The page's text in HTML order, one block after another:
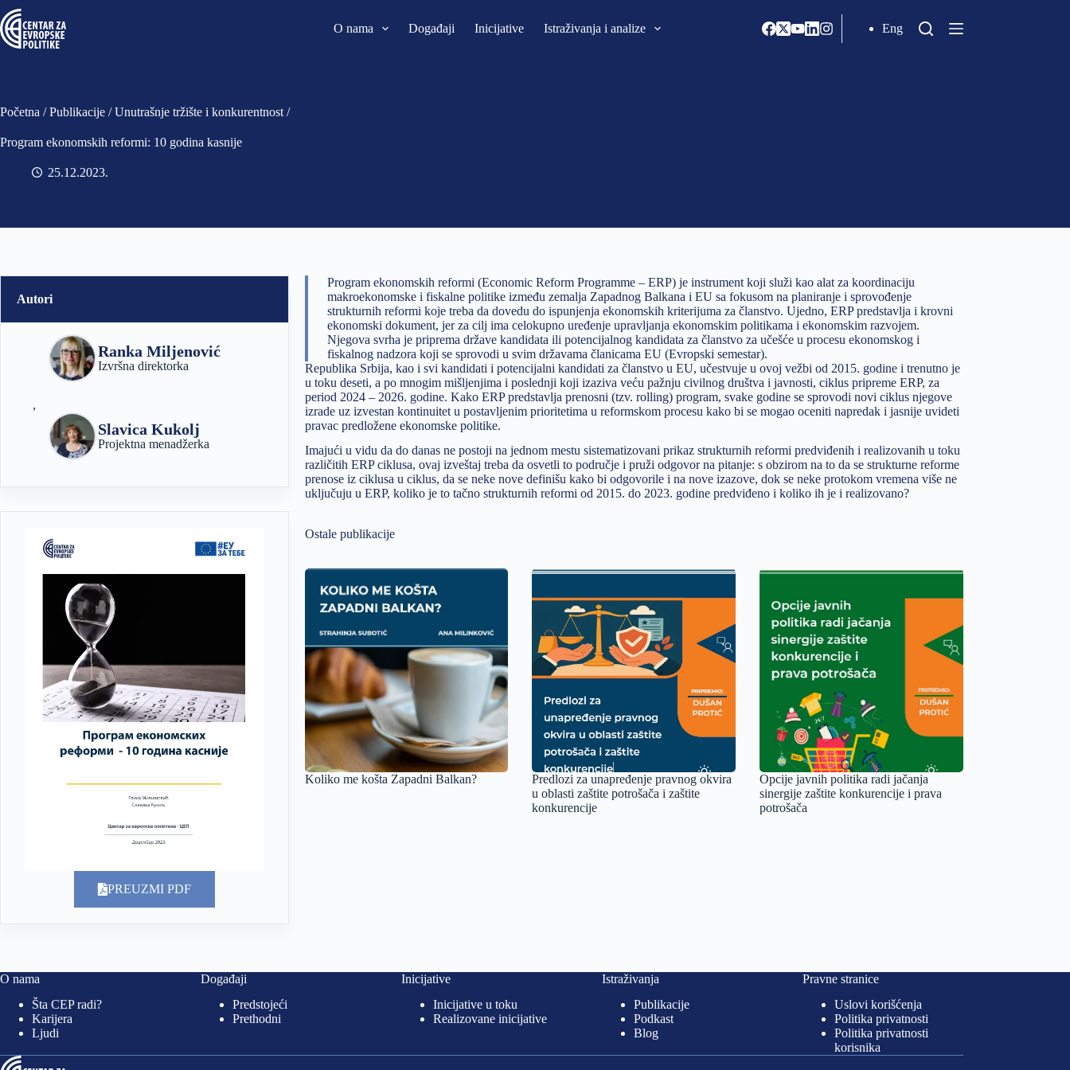
O nama Događaji Inicijative Istraživanja i analize Eng
Početna /Publikacije /Unutrašnje tržište i konkurentnost /
Program ekonomskih reformi: 10 godina kasnije
25.12.2023
Program ekonomskih reformi (Economic Reform Programme – ERP) je instrument koji služi kao alat za koordinaciju
makroekonomske i fiskalne politike između zemalja Zapadnog Balkana i EU sa fokusom na planiranje i sprovođenje
strukturnih reformi koje treba da dovedu do ispunjenja ekonomskih kriterijuma za članstvo. Ujedno, ERP predstavlja i krovni
ekonomski dokument, jer za cilj ima celokupno uređenje upravljanja ekonomskim politikama i ekonomskim razvojem.
Njegova svrha je priprema države kandidata ili potencijalnog kandidata za članstvo za učešće u procesu ekonomskog i
fiskalnog nadzora koji se sprovodi u svim državama članicama EU (Evropski semestar).
Republika Srbija, kao i svi kandidati i potencijalni kandidati za članstvo u EU, učestvuje u ovoj vežbi od 2015. godine i trenutno je
u toku deseti, a po mnogim mišljenjima i poslednji koji izaziva veću pažnju civilnog društva i javnosti, ciklus pripreme ERP, za
period 2024 – 2026. godine. Kako ERP predstavlja prenosni (tzv. rolling) program, svake godine se sprovodi novi ciklus njegove
izrade uz izvestan kontinuitet u postavljenim prioritetima u reformskom procesu kako bi se mogao oceniti napredak i jasnije uvideti
pravac predložene ekonomske politike.
Imajući u vidu da do danas ne postoji na jednom mestu sistematizovani prikaz strukturnih reformi predviđenih i realizovanih u toku
različitih ERP ciklusa, ovaj izveštaj treba da osvetli to područje i pruži odgovor na pitanje: s obzirom na to da se strukturne reforme
prenose iz ciklusa u ciklus, da se neke nove definišu kako bi odgovorile i na nove izazove, dok se neke protokom vremena više ne
uključuju u ERP, koliko je to tačno strukturnih reformi od 2015. do 2023. godine predviđeno i koliko ih je i realizovano?
Ostale publikacije
Koliko me košta Zapadni Balkan?
Predlozi za unapređenje pravnog okvira
u oblasti zaštite potrošača i zaštite
konkurencije
Opcije javnih politika radi jačanja
sinergije zaštite konkurencije i prava
potrošača
Autori
Ranka Miljenović
Izvršna direktorka
,
Slavica Kukolj
Projektna menadžerka
PREUZMI PDF
O nama
Šta CEP radi?
Karijera
Ljudi
Događaji
Predstojeći
Prethodni
Inicijative
Inicijative u toku
Realizovane inicijative
Istraživanja
Publikacije
Podkast
Blog
Pravne stranice
Uslovi korišćenja
Politika privatnosti
Politika privatnosti
korisnika